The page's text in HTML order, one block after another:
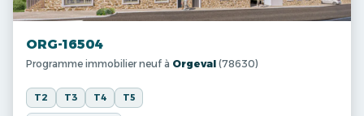
ORG-16504
Programme immobilier neuf à Orgeval (78630)
T2 T3 T4 T5